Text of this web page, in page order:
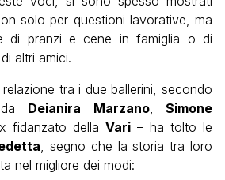
solo per questioni lavorative, ma
di pranzi e cene in famiglia o di
altri amici.
tra i due ballerini, secondo
Deianira Marzano,
Simone
fidanzato della Vari – ha tolto le
, segno che la storia tra loro
nel migliore dei modi: